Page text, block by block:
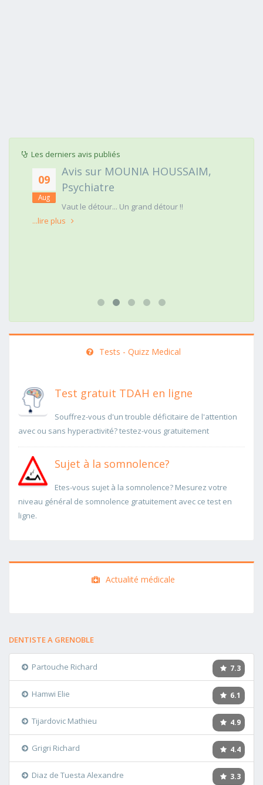
Les derniers avis publiés
09
Aug
Avis sur MOUNIA HOUSSAIM,
Psychiatre
Vaut le détour... Un grand détour !!
...lire plus
Tests - Quizz Medical
Test gratuit TDAH en ligne
Souffrez-vous d'un trouble déficitaire de l'attention
avec ou sans hyperactivité? testez-vous gratuitement
Sujet à la somnolence?
Etes-vous sujet à la somnolence? Mesurez votre
niveau général de somnolence gratuitement avec ce test en
ligne.
Actualité médicale
DENTISTE A GRENOBLE
7.3
Partouche Richard
6.1
Hamwi Elie
4.9
Tijardovic Mathieu
4.4
Grigri Richard
3.3
Diaz de Tuesta Alexandre